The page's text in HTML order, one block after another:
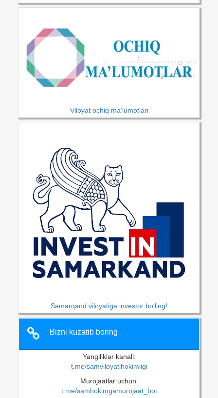
Viloyat ochiq ma'lumotlari
Samarqand viloyatiga investor bo‘ling!
Bizni kuzatib boring
Yangiliklar kanali:
t.me/samviloyatihokimligi
Murojaatlar uchun:
t.me/samhokimgamurojaat_bot